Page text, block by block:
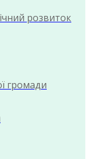
розвиток
громади